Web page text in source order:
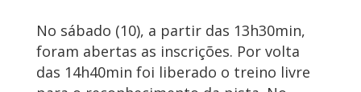
No sábado (10), a partir das 13h30min,
foram abertas as inscrições. Por volta
das 14h40min foi liberado o treino livre